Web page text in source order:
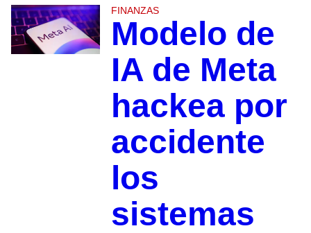
FINANZAS
Modelo de
IA de Meta
hackea por
accidente
los
sistemas